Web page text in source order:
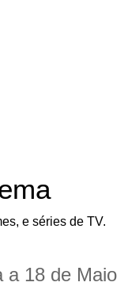
e séries de TV.
a 18 de Maio